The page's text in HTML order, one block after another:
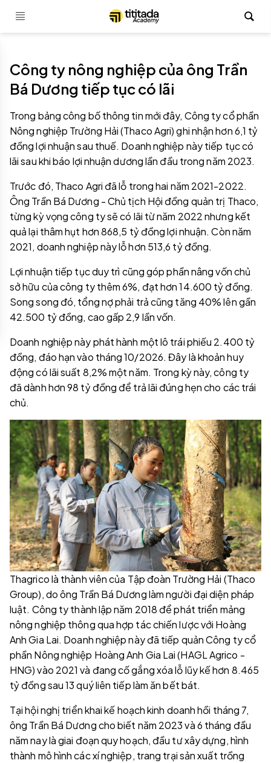
Công ty nông nghiệp của ông Trần
Bá Dương tiếp tục có lãi
Trong bảng công bố thông tin mới đây, Công ty cổ phần
Nông nghiệp Trường Hải (Thaco Agri) ghi nhận hơn 6,1 tỷ
đồng lợi nhuận sau thuế. Doanh nghiệp này tiếp tục có
lãi sau khi báo lợi nhuận dương lần đầu trong năm 2023.
Trước đó, Thaco Agri đã lỗ trong hai năm 2021-2022.
Ông Trần Bá Dương - Chủ tịch Hội đồng quản trị Thaco,
từng kỳ vọng công ty sẽ có lãi từ năm 2022 nhưng kết
quả lại thâm hụt hơn 868,5 tỷ đồng lợi nhuận. Còn năm
2021, doanh nghiệp này lỗ hơn 513,6 tỷ đồng.
Lợi nhuận tiếp tục duy trì cũng góp phần nâng vốn chủ
sở hữu của công ty thêm 6%, đạt hơn 14.600 tỷ đồng.
Song song đó, tổng nợ phải trả cũng tăng 40% lên gần
42.500 tỷ đồng, cao gấp 2,9 lần vốn.
Doanh nghiệp này phát hành một lô trái phiếu 2.400 tỷ
đồng, đáo hạn vào tháng 10/2026. Đây là khoản huy
động có lãi suất 8,2% một năm. Trong kỳ này, công ty
đã dành hơn 98 tỷ đồng để trả lãi đúng hẹn cho các trái
chủ.
Thagrico là thành viên của Tập đoàn Trường Hải (Thaco
Group), do ông Trần Bá Dương làm người đại diện pháp
luật. Công ty thành lập năm 2018 để phát triển mảng
nông nghiệp thông qua hợp tác chiến lược với Hoàng
Anh Gia Lai. Doanh nghiệp này đã tiếp quản Công ty cổ
phần Nông nghiệp Hoàng Anh Gia Lai (HAGL Agrico -
HNG) vào 2021 và đang cố gắng xóa lỗ lũy kế hơn 8.465
tỷ đồng sau 13 quý liên tiếp làm ăn bết bát.
Tại hội nghị triển khai kế hoạch kinh doanh hồi tháng 7,
ông Trần Bá Dương cho biết năm 2023 và 6 tháng đầu
năm nay là giai đoạn quy hoạch, đầu tư xây dựng, hình
thành mô hình các xí nghiệp, trang trại sản xuất trồng